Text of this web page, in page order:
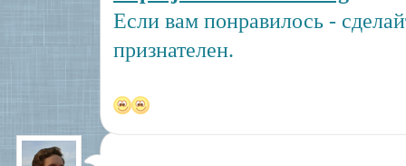
Если вам понравилось -
признателен.